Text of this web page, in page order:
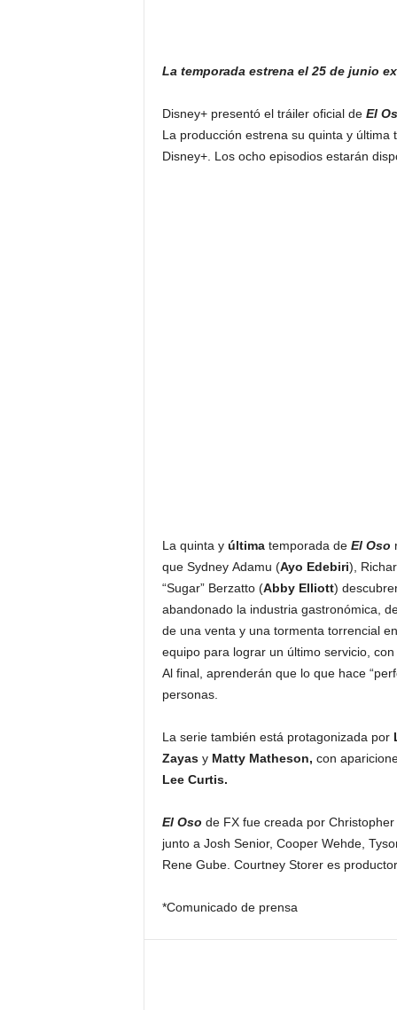
La temporada estrena el 25 de junio
Disney+ presentó el tráiler oficial de El
La producción estrena su quinta y
Disney+. Los ocho episodios estarán
La quinta y últimatemporada de El Oso
que Sydney Adamu (Ayo Edebiri),
“Sugar” Berzatto (Abby Elliott)
abandonado la industria gastronómica,
de una venta y una tormenta torrencial
equipo para lograr un último servicio,
Al final, aprenderán que lo que hace
personas.
La serie también está protagonizada por
Zayas y Matty Matheson, con
Lee Curtis.
El Oso de FX fue creada por
junto a Josh Senior, Cooper Wehde,
Rene Gube. Courtney Storer es
*Comunicado de prensa